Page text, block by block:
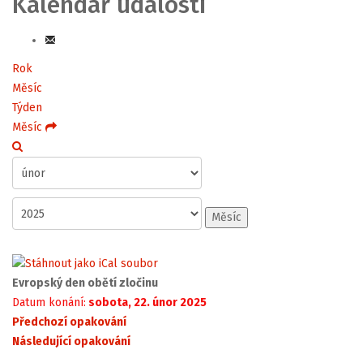
Rok
Měsíc
Týden
Měsíc
Měsíc
Evropský den obětí zločinu
Datum konání: sobota, 22. únor 2025
Předchozí opakování
Následující opakování